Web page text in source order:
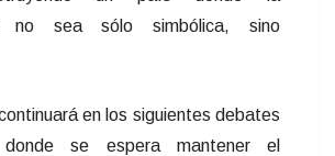
no sea sólo simbólica, sino
en los siguientes debates
donde se espera mantener el